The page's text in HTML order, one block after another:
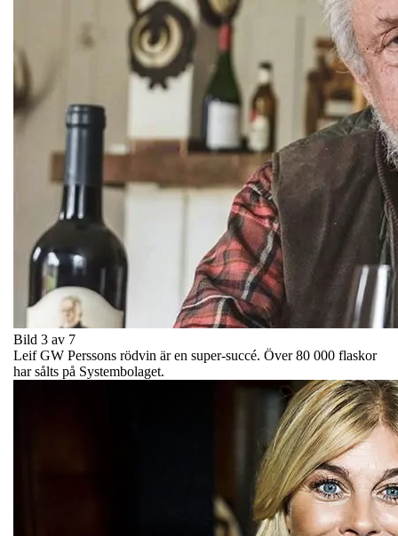
Bild 3 av 7
Leif GW Perssons rödvin är en super-succé. Över 80 000 flaskor
har sålts på Systembolaget.